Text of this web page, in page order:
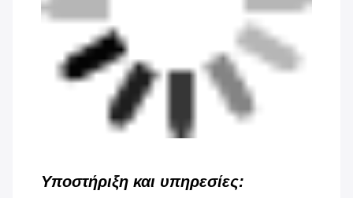
Υποστήριξη και υπηρεσίες: